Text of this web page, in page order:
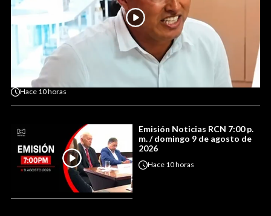
Hace 10 horas
Emisión Noticias RCN 7:00 p.
m. / domingo 9 de agosto de
2026
Hace 10 horas